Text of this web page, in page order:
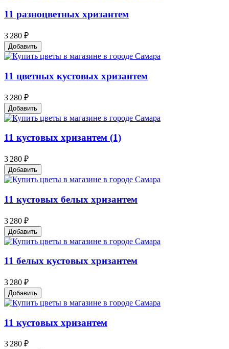
11 разноцветных хризантем
3 280 ₽
Добавить
11 цветных кустовых хризантем
3 280 ₽
Добавить
11 кустовых хризантем (1)
3 280 ₽
Добавить
11 кустовых белых хризантем
3 280 ₽
Добавить
11 белых кустовых хризантем
3 280 ₽
Добавить
11 кустовых хризантем
3 280 ₽